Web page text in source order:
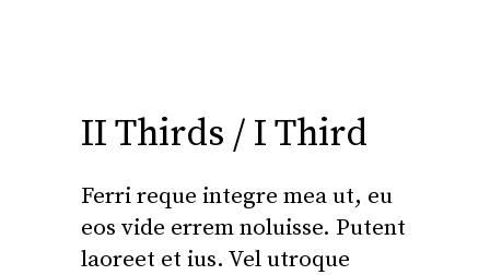
II Thirds / I Third
Ferri reque integre mea ut, eu
eos vide errem noluisse. Putent
laoreet et ius. Vel utroque